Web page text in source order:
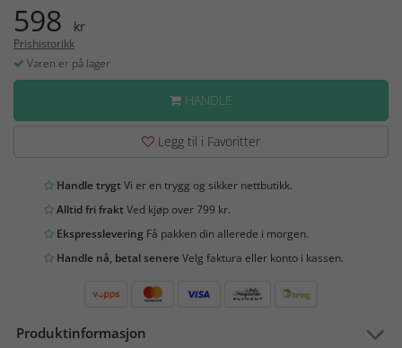
598 kr
Prishistorikk
Varen er på lager
HANDLE
Legg til i Favoritter
Handle trygtVi er en trygg og sikker nettbutikk.
Alltid fri fraktVed kjøp over 799 kr.
Ekspresslevering Få pakken din allerede i morgen.
Handle nå, betal senereVelg faktura eller konto i kassen.
Produktinformasjon